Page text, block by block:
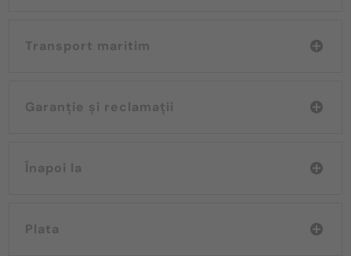
Transport maritim
Garanție și reclamații
Înapoi la
Plata